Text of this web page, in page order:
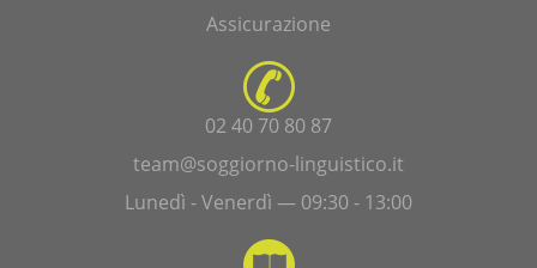
Assicurazione
02 40 70 80 87
team@soggiorno-linguistico.it
Lunedì - Venerdì — 09:30 - 13:00